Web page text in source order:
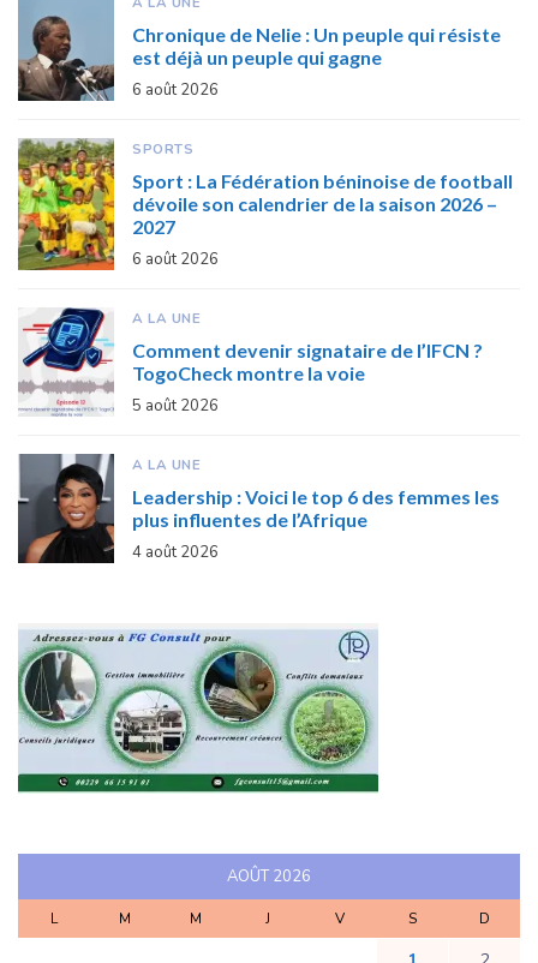
Chronique de Nelie : Un peuple qui résiste
est déjà un peuple qui gagne
6 août 2026
SPORTS
Sport : La Fédération béninoise de football
dévoile son calendrier de la saison 2026 –
2027
6 août 2026
A LA UNE
Comment devenir signataire de l’IFCN ?
TogoCheck montre la voie
5 août 2026
A LA UNE
Leadership : Voici le top 6 des femmes les
plus influentes de l’Afrique
4 août 2026
AOÛT 2026
L M M J V S D